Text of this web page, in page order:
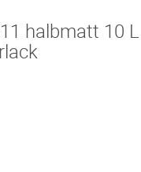
halbmatt 10